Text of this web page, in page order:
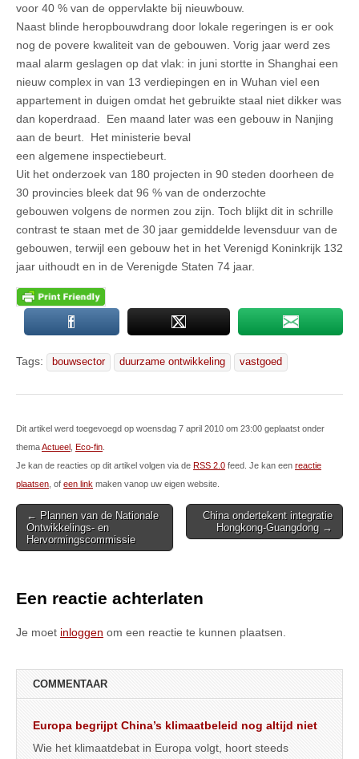
voor 40 % van de oppervlakte bij nieuwbouw.
Naast blinde heropbouwdrang door lokale regeringen is er ook
nog de povere kwaliteit van de gebouwen. Vorig jaar werd zes
maal alarm geslagen op dat vlak: in juni stortte in Shanghai een
nieuw complex in van 13 verdiepingen en in Wuhan viel een
appartement in duigen omdat het gebruikte staal niet dikker was
dan koperdraad. Een maand later was een gebouw in Nanjing
aan de beurt. Het ministerie beval
een algemene inspectiebeurt.
Uit het onderzoek van 180 projecten in 90 steden doorheen de
30 provincies bleek dat 96 % van de onderzochte
gebouwen volgens de normen zou zijn. Toch blijkt dit in schrille
contrast te staan met de 30 jaar gemiddelde levensduur van de
gebouwen, terwijl een gebouw het in het Verenigd Koninkrijk 132
jaar uithoudt en in de Verenigde Staten 74 jaar.
Tags: bouwsector duurzame ontwikkeling vastgoed
Dit artikel werd toegevoegd op woensdag 7 april 2010 om 23:00 geplaatst onder
themaActueel Eco-fin
Je kan de reacties op dit artikel volgen via de RSS 2.0 feed. Je kan een reactie
plaatsen , of een link maken vanop uw eigen website.
Post
navigation
← Plannen van de Nationale
Ontwikkelings- en
Hervormingscommissie
China ondertekent integratie
Hongkong-Guangdong →
Een reactie achterlaten
Je moet inloggen om een reactie te kunnen plaatsen.
COMMENTAAR
Europa begrijpt China’s klimaatbeleid nog altijd niet
Wie het klimaatdebat in Europa volgt, hoort steeds